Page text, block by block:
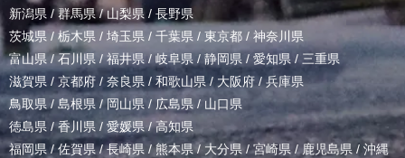
新潟県 /群馬県/山梨県 / 長野県
茨城県 / 栃木県 / 埼玉県 / 千葉県 / 東京都 / 神奈川県
富山県 /石川県/福井県/岐阜県 / 静岡県 / 愛知県 / 三重県
滋賀県 / 京都府 / 奈良県 / 和歌山県/ 大阪府 /兵庫県
鳥取県/ 島根県 /岡山県/ 広島県 / 山口県
徳島県 /香川県 / 愛媛県/高知県
福岡県/佐賀県/長崎県 /熊本県/ 大分県/宮崎県 /鹿児島県 / 沖縄